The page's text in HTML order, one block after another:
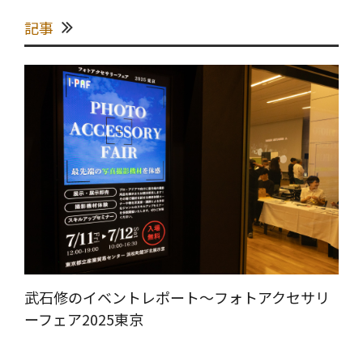
記事
武石修のイベントレポート～フォトアクセサリ
ーフェア2025東京